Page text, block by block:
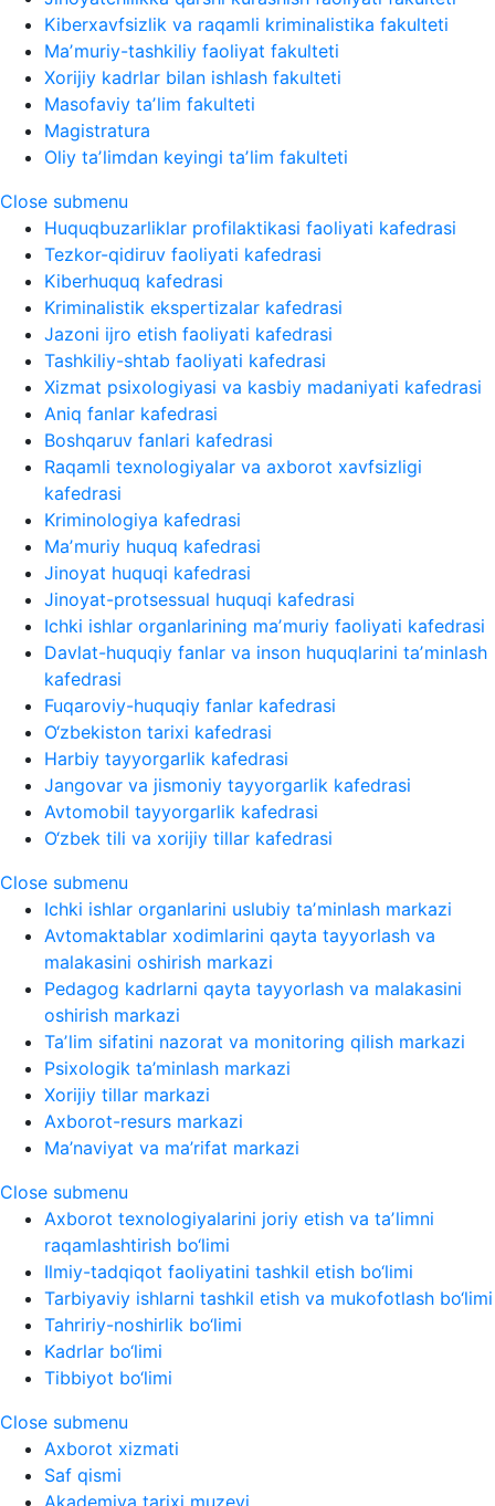
Kiberxavfsizlik va raqamli kriminalistika fakulteti
Maʼmuriy-tashkiliy faoliyat fakulteti
Xorijiy kadrlar bilan ishlash fakulteti
Masofaviy taʼlim fakulteti
Magistratura
Oliy taʼlimdan keyingi taʼlim fakulteti
Close submenu
Huquqbuzarliklar profilaktikasi faoliyati kafedrasi
Tezkor-qidiruv faoliyati kafedrasi
Kiberhuquq kafedrasi
Kriminalistik ekspertizalar kafedrasi
Jazoni ijro etish faoliyati kafedrasi
Tashkiliy-shtab faoliyati kafedrasi
Xizmat psixologiyasi va kasbiy madaniyati kafedrasi
Aniq fanlar kafedrasi
Boshqaruv fanlari kafedrasi
Raqamli texnologiyalar va axborot xavfsizligi
kafedrasi
Kriminologiya kafedrasi
Maʼmuriy huquq kafedrasi
Jinoyat huquqi kafedrasi
Jinoyat-protsessual huquqi kafedrasi
Ichki ishlar organlarining maʼmuriy faoliyati kafedrasi
Davlat-huquqiy fanlar va inson huquqlarini taʼminlash
kafedrasi
Fuqaroviy-huquqiy fanlar kafedrasi
O‘zbekiston tarixi kafedrasi
Harbiy tayyorgarlik kafedrasi
Jangovar va jismoniy tayyorgarlik kafedrasi
Avtomobil tayyorgarlik kafedrasi
O‘zbek tili va xorijiy tillar kafedrasi
Close submenu
Ichki ishlar organlarini uslubiy taʼminlash markazi
Avtomaktablar xodimlarini qayta tayyorlash va
malakasini oshirish markazi
Pedagog kadrlarni qayta tayyorlash va malakasini
oshirish markazi
Taʼlim sifatini nazorat va monitoring qilish markazi
Psixologik ta’minlash markazi
Xorijiy tillar markazi
Axborot-resurs markazi
Ma’naviyat va ma’rifat markazi
Close submenu
Axborot texnologiyalarini joriy etish va taʼlimni
raqamlashtirish bo‘limi
Ilmiy-tadqiqot faoliyatini tashkil etish bo‘limi
Tarbiyaviy ishlarni tashkil etish va mukofotlash bo‘limi
Tahririy-noshirlik bo‘limi
Kadrlar bo‘limi
Tibbiyot bo‘limi
Close submenu
Axborot xizmati
Saf qismi
Akademiya tarixi muzeyi